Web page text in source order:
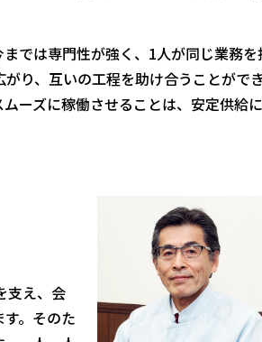
では専門性が強く、1人が同じ業務を
り、互いの工程を助け合うことができ
ーズに稼働させることは、安定供給に
支え、会
。そのた